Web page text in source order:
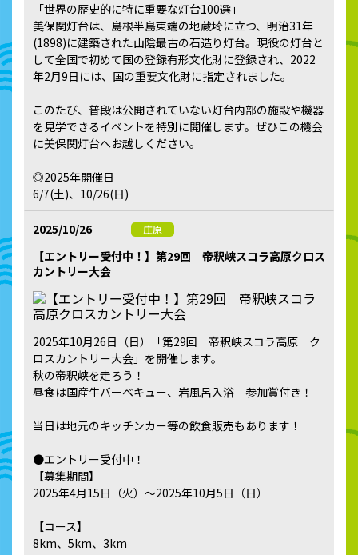
「世界の歴史的に特に重要な灯台100選」
美保関灯台は、島根半島東端の地蔵埼に立つ、明治31年
(1898)に建築された山陰最古の石造り灯台。現役の灯台と
して全国で初めて国の登録有形文化財に登録され、2022
年2月9日には、国の重要文化財に指定されました。
このたび、普段は公開されていない灯台内部の施設や機器
を見学できるイベントを特別に開催します。ぜひこの機会
に美保関灯台へお越しください。
◎2025年開催日
6/7(土)、10/26(日)
2025/10/26 庄原
【エントリー受付中！】第29回 帝釈峡スコラ高原クロス
カントリー大会
2025年10月26日（日）「第29回 帝釈峡スコラ高原 ク
ロスカントリー大会」を開催します。
秋の帝釈峡を走ろう！
昼食は国産牛バーベキュー、岩風呂入浴 参加賞付き！
当日は地元のキッチンカー等の飲食販売もあります！
●エントリー受付中！
【募集期間】
2025年4月15日（火）～2025年10月5日（日）
【コース】
8km、5km、3km